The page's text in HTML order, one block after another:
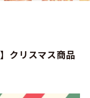
クリスマス商品